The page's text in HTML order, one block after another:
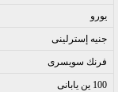
يورو​
جنيه إسترلينى​
فرنك سويسرى​
100 ين يابانى​